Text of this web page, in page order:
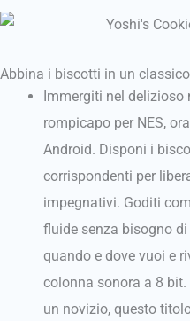
Abbina i biscotti in un
Immergiti nel
rompicapo per NES,
Android. Disponi i
corrispondenti per
impegnativi. Goditi
fluide senza bisogno
quando e dove vuoi e
colonna sonora a 8 bit.
un novizio, questo